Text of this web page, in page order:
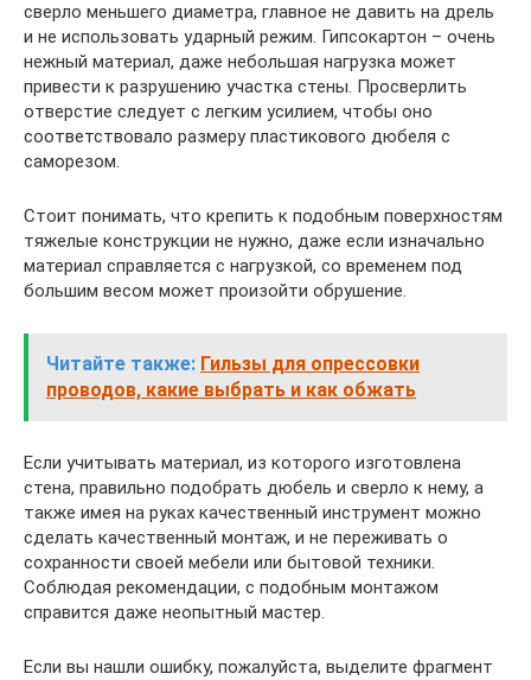
сверло меньшего диаметра, главное не давить на дрель
и не использовать ударный режим. Гипсокартон – очень
нежный материал, даже небольшая нагрузка может
привести к разрушению участка стены. Просверлить
отверстие следует с легким усилием, чтобы оно
соответствовало размеру пластикового дюбеля с
саморезом.
Стоит понимать, что крепить к подобным поверхностям
тяжелые конструкции не нужно, даже если изначально
материал справляется с нагрузкой, со временем под
большим весом может произойти обрушение.
Читайте также: Гильзы для опрессовки
проводов, какие выбрать и как обжать
Если учитывать материал, из которого изготовлена
стена, правильно подобрать дюбель и сверло к нему, а
также имея на руках качественный инструмент можно
сделать качественный монтаж, и не переживать о
сохранности своей мебели или бытовой техники.
Соблюдая рекомендации, с подобным монтажом
справится даже неопытный мастер.
Если вы нашли ошибку, пожалуйста, выделите фрагмент